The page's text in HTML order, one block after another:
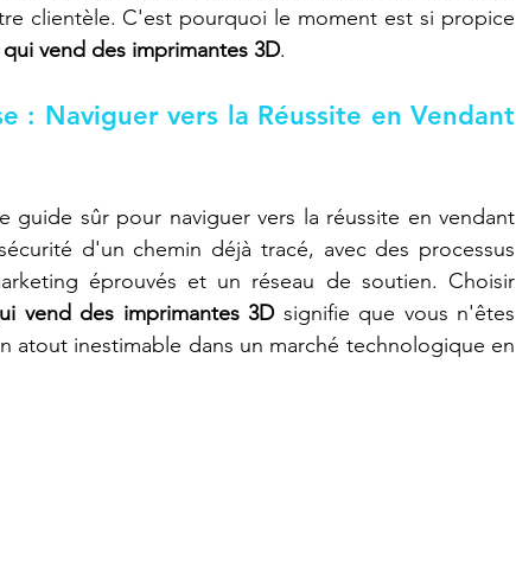
clientèle. C'est pourquoi le moment est si propice
vend des imprimantes 3D.
: Naviguer vers la Réussite en Vendant
guide sûr pour naviguer vers la réussite en vendant
d'un chemin déjà tracé, avec des processus
éprouvés et un réseau de soutien. Choisir
vend des imprimantes 3D signifie que vous n'êtes
atout inestimable dans un marché technologique en